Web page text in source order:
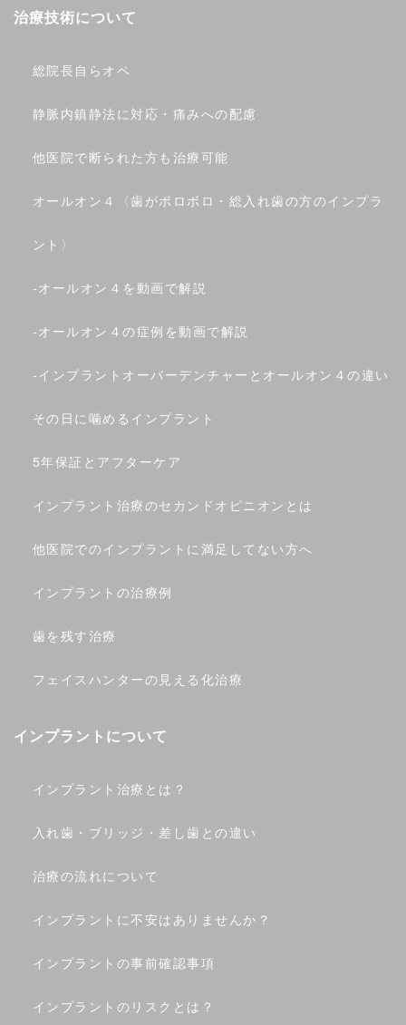
治療技術について
総院長自らオペ
静脈内鎮静法に対応・痛みへの配慮
他医院で断られた方も治療可能
オールオン４〈歯がボロボロ・総入れ歯の方のインプラ
ント〉
-オールオン４を動画で解説
-オールオン４の症例を動画で解説
- インプラントオーバーデンチャーとオールオン４の違い
その日に噛めるインプラント
5年保証とアフターケア
インプラント治療のセカンドオピニオンとは
他医院でのインプラントに満足してない方へ
インプラントの治療例
歯を残す治療
フェイスハンターの見える化治療
インプラントについて
インプラント治療とは？
入れ歯・ブリッジ・差し歯との違い
治療の流れについて
インプラントに不安はありませんか？
インプラントの事前確認事項
インプラントのリスクとは？